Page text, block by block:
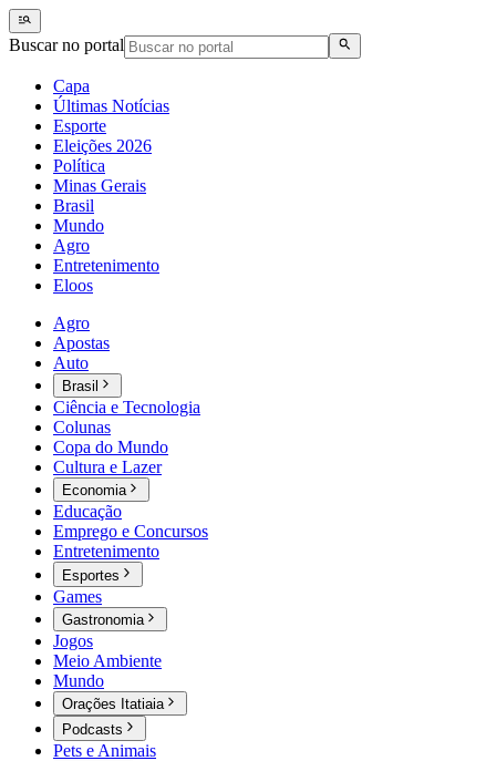
Buscar no portal
Capa
Últimas Notícias
Esporte
Eleições 2026
Política
Minas Gerais
Brasil
Mundo
Agro
Entretenimento
Eloos
Agro
Apostas
Auto
Brasil
Ciência e Tecnologia
Colunas
Copa do Mundo
Cultura e Lazer
Economia
Educação
Emprego e Concursos
Entretenimento
Esportes
Games
Gastronomia
Jogos
Meio Ambiente
Mundo
Orações Itatiaia
Podcasts
Pets e Animais